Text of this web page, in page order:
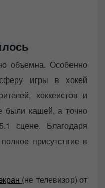
объемна. Особенно
игры в хокей
хоккеистов и
были кашей, а точно
сцене. Благодаря
присутствие в
(не телевизор) от